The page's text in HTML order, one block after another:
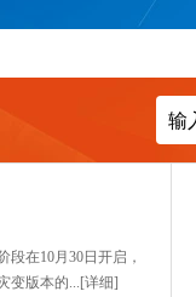
天堂
王权与自由
在10月30日开启，
变版本的... [详细]